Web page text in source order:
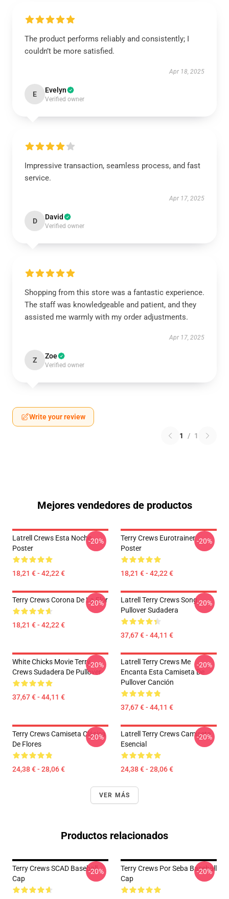
The product performs reliably and consistently; I
couldn’t be more satisfied.
Apr 18, 2025
E Evelyn
Verified owner
Impressive transaction, seamless process, and fast
service.
Apr 17, 2025
D David
Verified owner
Shopping from this store was a fantastic experience.
The staff was knowledgeable and patient, and they
assisted me warmly with my order adjustments.
Apr 17, 2025
Z Zoe
Verified owner
Write your review
1 / 1
Mejores vendedores de productos
Latrell Crews Esta Noche
Poster
18,21 € - 42,22 €
-20%
Terry Crews Eurotrainer
Poster
18,21 € - 42,22 €
-20%
Terry Crews Corona De La Flor
18,21 € - 42,22 €
-20%
Latrell Terry Crews Song
Pullover Sudadera
37,67 € - 44,11 €
-20%
White Chicks Movie Terry
Crews Sudadera De Pullover
37,67 € - 44,11 €
-20%
Latrell Terry Crews Me
Encanta Esta Camiseta De
Pullover Canción
37,67 € - 44,11 €
-20%
Terry Crews Camiseta Clásica
De Flores
24,38 € - 28,06 €
-20%
Latrell Terry Crews Camiseta
Esencial
24,38 € - 28,06 €
-20%
VER MÁS
Productos relacionados
Terry Crews SCAD Baseball
Cap
-20%
Terry Crews Por Seba Baseball
Cap
-20%